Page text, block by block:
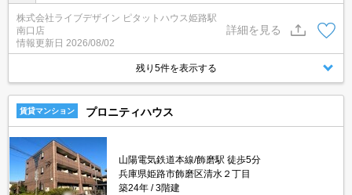
ホン★
株式会社ライブデザイン ピタットハウス姫路駅
南口店
情報更新日 2026/08/02
詳細を見る
残り5件を表示する
賃貸マンション プロニティハウス
山陽電気鉄道本線/飾磨駅 徒歩5分
兵庫県姫路市飾磨区清水２丁目
築24年
3階建